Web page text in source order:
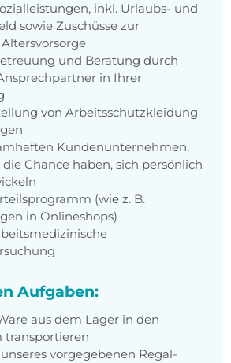
inkl. Urlaubs- und
sowie Zuschüsse zur
und Beratung durch
in Ihrer
von Arbeitsschutzkleidung
Kundenunternehmen,
Chance haben, sich persönlich
(wie z. B.
in Onlineshops)
Aufgaben:
aus dem Lager in den
transportieren
vorgegebenen Regal-